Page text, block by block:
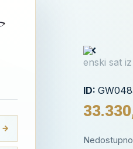
ID:
Nedostupno